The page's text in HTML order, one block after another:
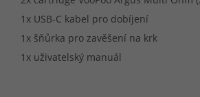
1x USB-C kabel pro dobíjení
1x šňůrka pro zavěšení na krk
1x uživatelský manuál